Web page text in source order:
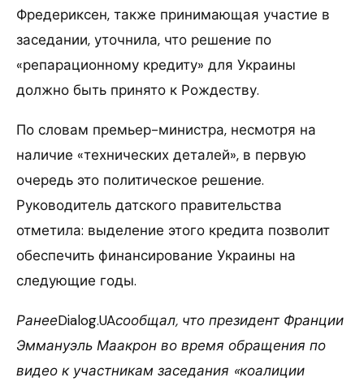
Фредериксен, также принимающая участие в
заседании, уточнила, что решение по
«репарационному кредиту» для Украины
должно быть принято к Рождеству.
По словам премьер-министра, несмотря на
наличие «технических деталей», в первую
очередь это политическое решение.
Руководитель датского правительства
отметила: выделение этого кредита позволит
обеспечить финансирование Украины на
следующие годы.
РанееDialog.UAсообщал, что президент Франции
Эммануэль Маакрон во время обращения по
видео к участникам заседания «коалиции